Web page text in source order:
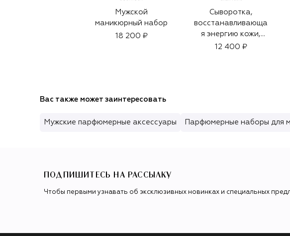
Мужской
маникюрный набор
18 200 ₽
Сыворотка,
восстанавливающа
я энергию кожи,
Shiseido Men
12 400 ₽
Вас также может заинтересовать
Мужские парфюмерные аксессуары Парфюмерные наборы для
ПОДПИШИТЕСЬ НА РАССЫЛКУ
Чтобы первыми узнавать об эксклюзивных новинках и специальных